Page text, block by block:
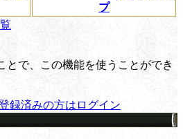
プ
とで、この機能を使うことができ
録済みの方はログイン